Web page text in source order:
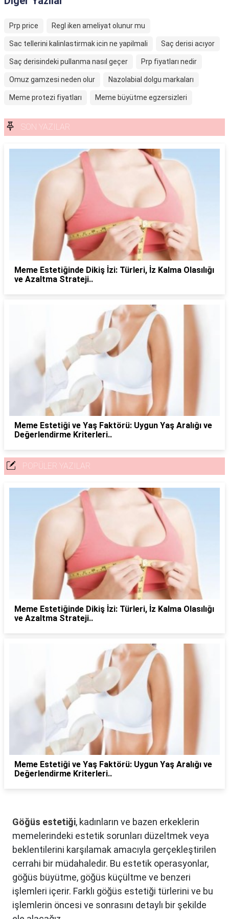
Prp price Regl iken ameliyat olunur mu
Sac tellerini kalinlastirmak icin ne yapilmali Saç derisi acıyor
Saç derisindeki pullanma nasıl geçer Prp fiyatları nedir
Omuz gamzesi neden olur Nazolabial dolgu markaları
Meme protezi fiyatları Meme büyütme egzersizleri
SON YAZILAR
Meme Estetiğinde Dikiş İzi: Türleri, İz Kalma Olasılığı
ve Azaltma Strateji..
Meme Estetiği ve Yaş Faktörü: Uygun Yaş Aralığı ve
Değerlendirme Kriterleri..
POPÜLER YAZILAR
Meme Estetiğinde Dikiş İzi: Türleri, İz Kalma Olasılığı
ve Azaltma Strateji..
Meme Estetiği ve Yaş Faktörü: Uygun Yaş Aralığı ve
Değerlendirme Kriterleri..
Göğüs estetiği, kadınların ve bazen erkeklerin
memelerindeki estetik sorunları düzeltmek veya
beklentilerini karşılamak amacıyla gerçekleştirilen
cerrahi bir müdahaledir. Bu estetik operasyonlar,
göğüs büyütme, göğüs küçültme ve benzeri
işlemleri içerir. Farklı göğüs estetiği türlerini ve bu
işlemlerin öncesi ve sonrasını detaylı bir şekilde